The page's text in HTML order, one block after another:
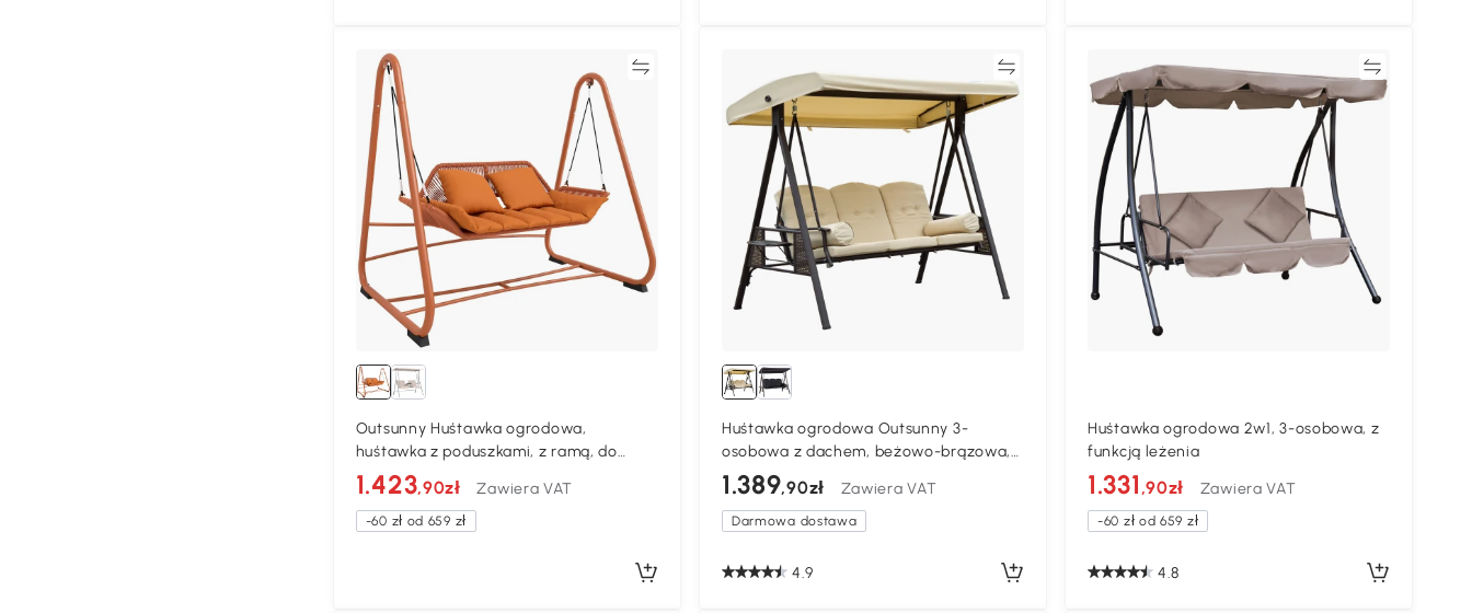
Outsunny Huśtawka ogrodowa,
huśtawka z poduszkami, z ramą, do
ogrodu, na balkon, 174 x 120 x 162 cm,
metal, terakota
1.423,90zł Zawiera VAT
-60 zł od 659 zł
Huśtawka ogrodowa Outsunny 3-
osobowa z dachem, beżowo-brązowa,
121×208×172 cm
1.389,90zł Zawiera VAT
Darmowa dostawa
4.9
Huśtawka ogrodowa 2w1, 3-osobowa, z
funkcją leżenia
1.331 ,90zł Zawiera VAT
-60 zł od 659 zł
4.8